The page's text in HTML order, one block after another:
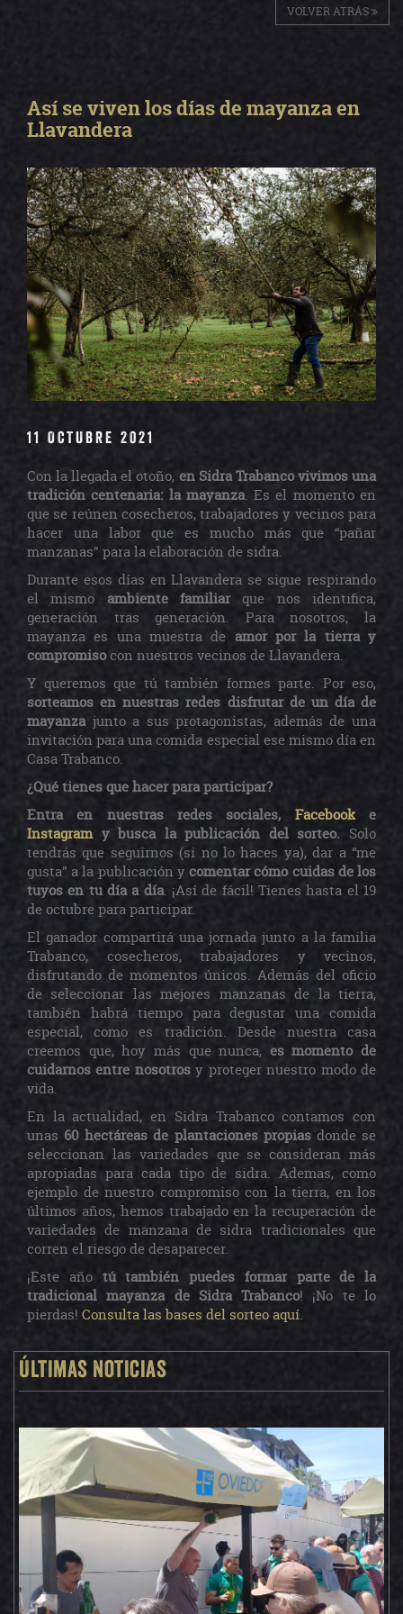
VOLVER ATRÁS
Así se viven los días de mayanza en
Llavandera
11 OCTUBRE 2021
Con la llegada el otoño, en Sidra Trabanco vivimos una
tradición centenaria: la mayanza. Es el momento en
que se reúnen cosecheros, trabajadores y vecinos para
hacer una labor que es mucho más que “pañar
manzanas” para la elaboración de sidra.
Durante esos días en Llavandera se sigue respirando
el mismo ambiente familiarque nos identifica,
generación tras generación. Para nosotros, la
mayanza es una muestra de amor por la tierra y
compromisocon nuestros vecinos de Llavandera.
Y queremos que tú también formes parte. Por eso,
sorteamos en nuestras redes disfrutar de un día de
mayanzajunto a sus protagonistas, además de una
invitación para una comida especial ese mismo día en
Casa Trabanco.
¿Qué tienes que hacer para participar?
Entra en nuestras redes sociales, Facebooke
Instagramy busca la publicación del sorteo. Solo
tendrás que seguirnos (si no lo haces ya), dar a “me
gusta” a la publicación ycomentar cómo cuidas de los
tuyos en tu día a día. ¡Así de fácil! Tienes hasta el 19
de octubre para participar.
El ganador compartirá una jornada junto a la familia
Trabanco, cosecheros, trabajadores y vecinos,
disfrutando de momentos únicos. Además del oficio
de seleccionar las mejores manzanas de la tierra,
también habrá tiempo para degustar una comida
especial, como es tradición. Desde nuestra casa
creemos que, hoy más que nunca, es momento de
cuidarnos entre nosotrosy proteger nuestro modo de
vida.
En la actualidad, en Sidra Trabanco contamos con
unas 60 hectáreas de plantaciones propias donde se
seleccionan las variedades que se consideran más
apropiadas para cada tipo de sidra. Ademas, como
ejemplo de nuestro compromiso con la tierra, en los
últimos años, hemos trabajado en la recuperación de
variedades de manzana de sidra tradicionales que
corren el riesgo de desaparecer.
¡Este añotú también puedes formar parte de la
tradicional mayanza de Sidra Trabanco! ¡No te lo
pierdas! Consulta las bases del sorteo aquí.
Últimas noticias